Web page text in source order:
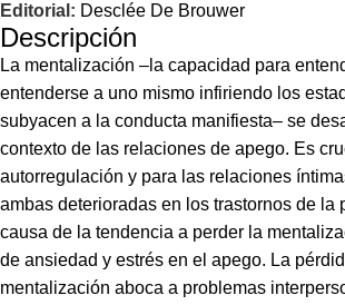
Editorial: Desclée De Brouwer
Descripción
La mentalización –la capacidad para
entenderse a uno mismo infiriendo los
subyacen a la conducta manifiesta– se
contexto de las relaciones de apego. Es
autorregulación y para las relaciones
ambas deterioradas en los trastornos de la
causa de la tendencia a perder la
de ansiedad y estrés en el apego. La
mentalización aboca a problemas